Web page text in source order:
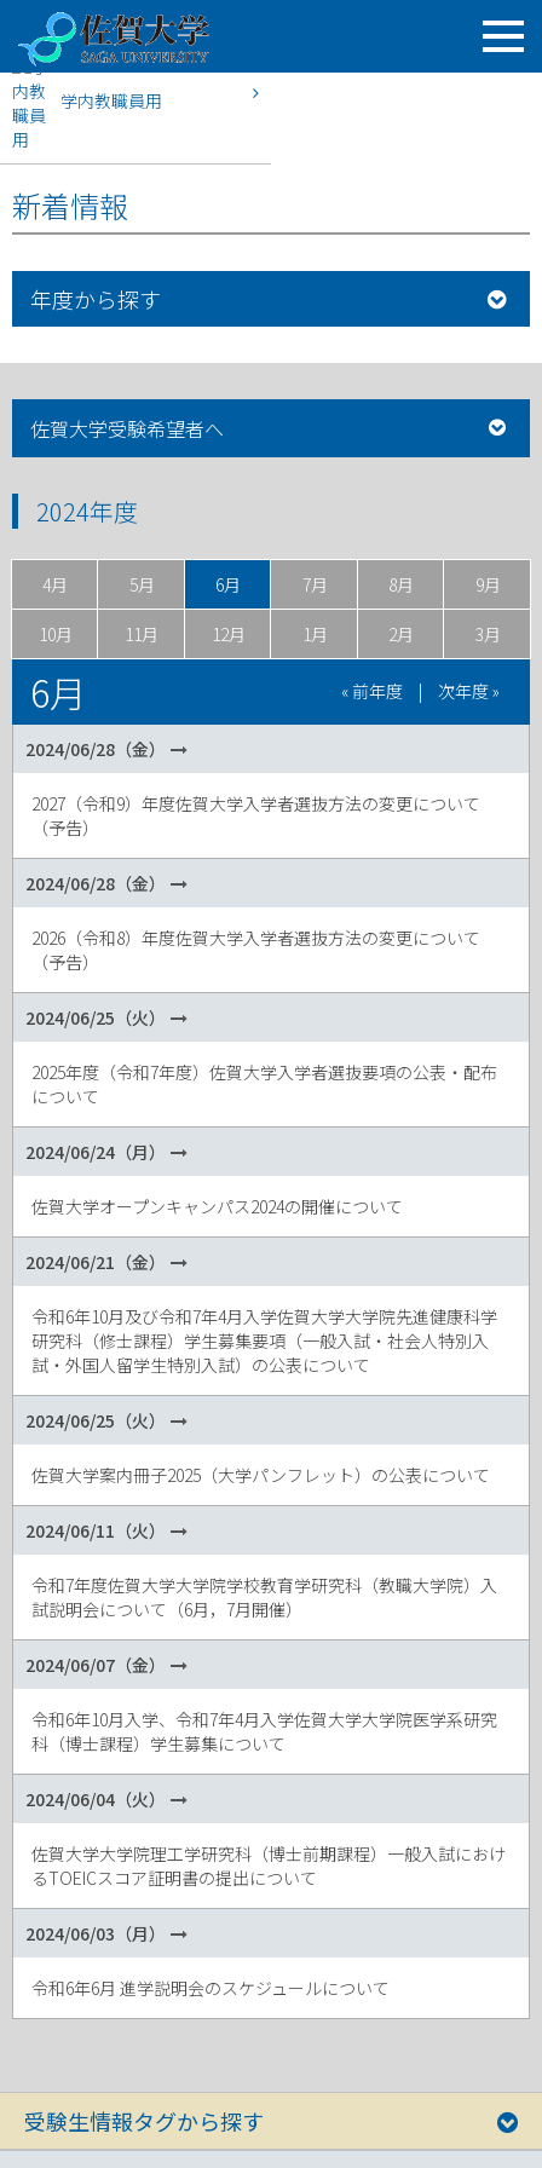
学内教職員用
HOME
新着情報
年度から探す
佐賀大学受験希望者へ
2024年度
4月 5月 6月 7月 8月 9月
10月 11月 12月 1月 2月 3月
6月 « 前年度 | 次年度 »
2024/06/28（金）
2027（令和9）年度佐賀大学入学者選抜方法の変更について
（予告）
2024/06/28（金）
2026（令和8）年度佐賀大学入学者選抜方法の変更について
（予告）
2024/06/25（火）
2025年度（令和7年度）佐賀大学入学者選抜要項の公表・配布
について
2024/06/24（月）
佐賀大学オープンキャンパス2024の開催について
2024/06/21（金）
令和6年10月及び令和7年4月入学佐賀大学大学院先進健康科学
研究科（修士課程）学生募集要項（一般入試・社会人特別入
試・外国人留学生特別入試）の公表について
2024/06/25（火）
佐賀大学案内冊子2025（大学パンフレット）の公表について
2024/06/11（火）
令和7年度佐賀大学大学院学校教育学研究科（教職大学院）入
試説明会について（6月，7月開催）
2024/06/07（金）
令和6年10月入学、令和7年4月入学佐賀大学大学院医学系研究
科（博士課程）学生募集について
2024/06/04（火）
佐賀大学大学院理工学研究科（博士前期課程）一般入試におけ
るTOEICスコア証明書の提出について
2024/06/03（月）
令和6年6月 進学説明会のスケジュールについて
受験生情報タグから探す